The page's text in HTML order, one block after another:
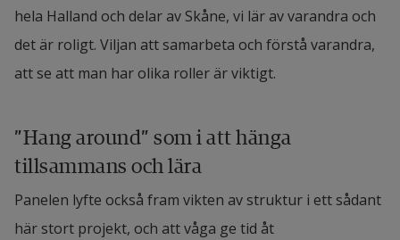
hela Halland och delar av Skåne, vi lär av varandra och
det är roligt. Viljan att samarbeta och förstå varandra,
att se att man har olika roller är viktigt.
”Hang around” som i att hänga
tillsammans och lära
Panelen lyfte också fram vikten av struktur i ett sådant
här stort projekt, och att våga ge tid åt